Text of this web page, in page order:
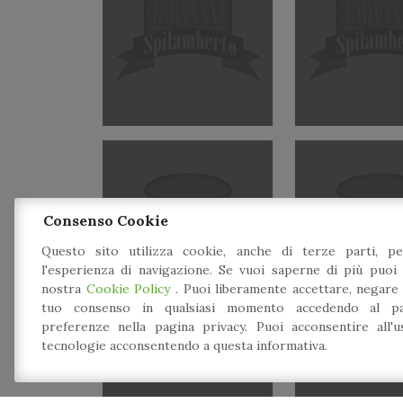
The Wickeds Ti
Consenso Cookie
Questo sito utilizza cookie, anche di terze parti,
l'esperienza di navigazione. Se vuoi saperne di più puoi
nostra Cookie Policy . Puoi liberamente accettare,
tuo consenso in qualsiasi momento accedendo al
preferenze nella pagina privacy. Puoi acconsentire
tecnologie acconsentendo a questa informativa.